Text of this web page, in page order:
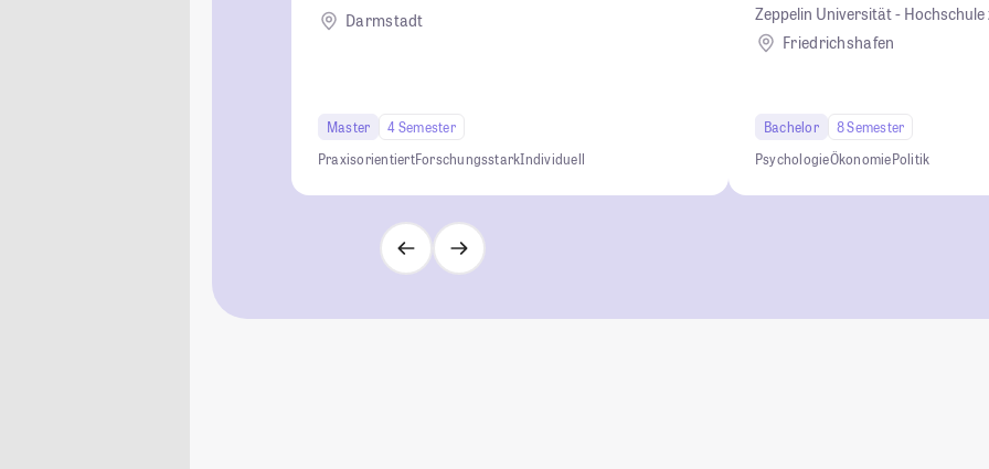
Darmstadt
Master
4 Semester
PraxisorientiertForschungsstarkIndividuell
Zeppelin Universität -
Kultur und Politik
Friedrichshafen
Bachelor
8 Semester
PsychologieÖkonomiePolitik